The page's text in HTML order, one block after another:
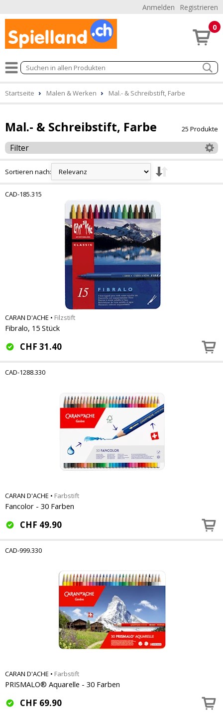
Anmelden Registrieren
0
Startseite Malen & Werken Mal.- & Schreibstift, Farbe
Mal.- & Schreibstift, Farbe 25 Produkte
Filter
Sortieren nach:
CAD-185.315
CARAN D'ACHE • Filzstift
Fibralo, 15 Stück
CHF 31.40
CAD-1288.330
CARAN D'ACHE • Farbstift
Fancolor - 30 Farben
CHF 49.90
CAD-999.330
CARAN D'ACHE • Farbstift
PRISMALO® Aquarelle - 30 Farben
CHF 69.90